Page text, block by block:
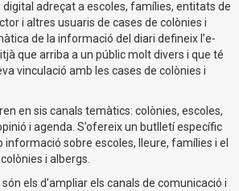
digital adreçat a escoles, famílies, entitats de
i altres usuaris de cases de colònies i
de la informació del diari defineix l’e-
que arriba a un públic molt divers i que té
vinculació amb les cases de colònies i
en sis canals temàtics: colònies, escoles,
i agenda. S’ofereix un butlletí específic
sobre escoles, lleure, famílies i el
i albergs.
els d’ampliar els canals de comunicació i